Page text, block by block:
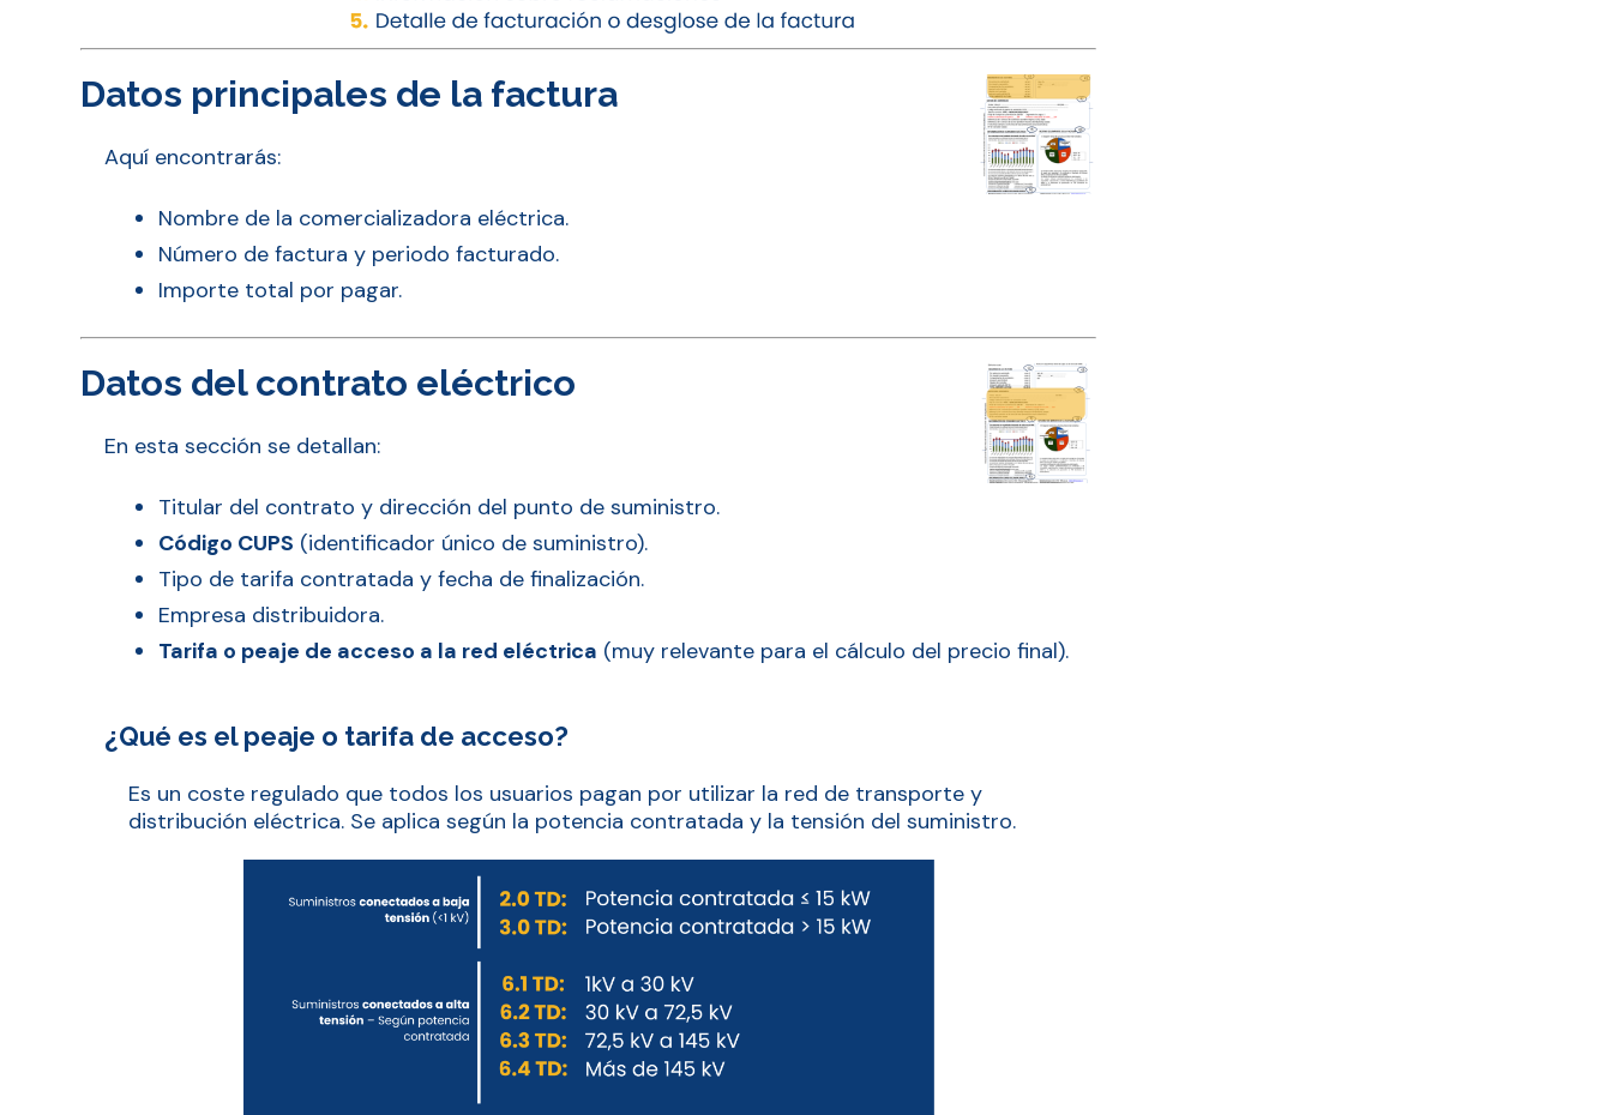
Datos principales de la factura
Aquí encontrarás:
Nombre de la comercializadora eléctrica.
Número de factura y periodo facturado.
Importe total por pagar.
Datos del contrato eléctrico
En esta sección se detallan:
Titular del contrato y dirección del punto de suministro.
Código CUPS (identificador único de suministro).
Tipo de tarifa contratada y fecha de finalización.
Empresa distribuidora.
Tarifa o peaje de acceso a la red eléctrica (muy relevante para el cálculo del precio final).
¿Qué es el peaje o tarifa de acceso?
Es un coste regulado que todos los usuarios pagan por utilizar la red de transporte y
distribución eléctrica. Se aplica según la potencia contratada y la tensión del suministro.